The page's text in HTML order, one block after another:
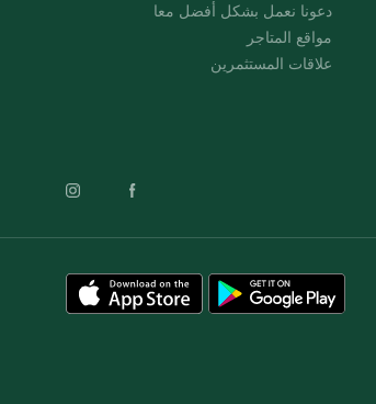
دعونا نعمل بشكل أفضل معا
مواقع المتاجر
علاقات المستثمرين